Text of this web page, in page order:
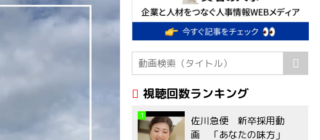
視聴回数ランキング
1
佐川急便 新卒採用動
画 「あなたの味方」